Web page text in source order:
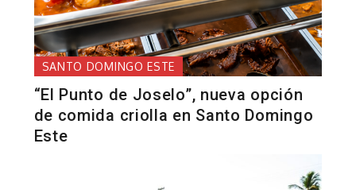
SANTO DOMINGO ESTE
“El Punto de Joselo”, nueva opción
de comida criolla en Santo Domingo
Este